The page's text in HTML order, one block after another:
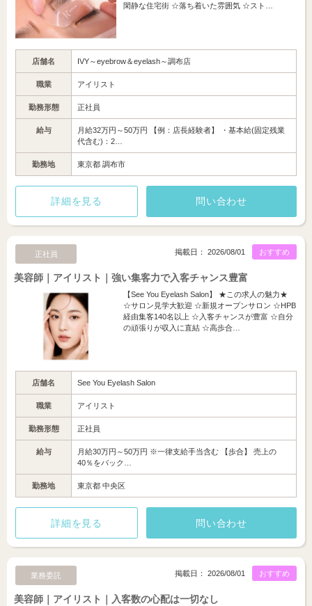
閑静な住宅街 ☆落ち着いた雰囲気 ☆スト…
店舗名 IVY～eyebrow＆eyelash～調布店
職業 アイリスト
勤務形態 正社員
給与
月給32万円～50万円 【例：店長経験者】 ・基本給(固定残業
代含む)：2…
勤務地 東京都 調布市
詳細を見る 問い合わせ
正社員 おすすめ
掲載日： 2026/08/01
美容師｜アイリスト｜強い集客力で入客チャンス豊富
【See You Eyelash Salon】 ★この求人の魅力★
☆サロン見学大歓迎 ☆新規オープンサロン ☆HPB
経由集客140名以上 ☆入客チャンスが豊富 ☆自分
の頑張りが収入に直結 ☆高歩合…
店舗名 See You Eyelash Salon
職業 アイリスト
勤務形態 正社員
給与
月給30万円～50万円 ※一律支給手当含む 【歩合】 売上の
40％をバック…
勤務地 東京都 中央区
詳細を見る 問い合わせ
業務委託 おすすめ
掲載日： 2026/08/01
美容師｜アイリスト｜入客数の心配は一切なし